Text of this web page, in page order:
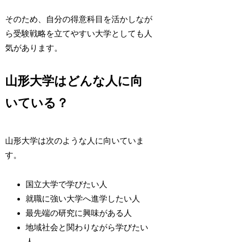
そのため、自分の得意科目を活かしなが
ら受験戦略を立てやすい大学としても人
気があります。
山形大学はどんな人に向
いている？
山形大学は次のような人に向いていま
す。
国立大学で学びたい人
就職に強い大学へ進学したい人
最先端の研究に興味がある人
地域社会と関わりながら学びたい